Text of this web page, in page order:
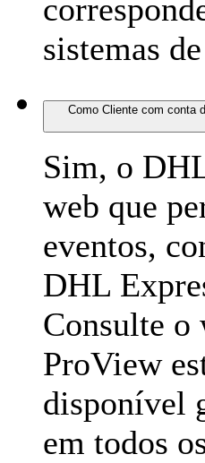
sistemas
Como Cliente com conta
Sim, o
web que
eventos,
DHL
Consulte o
ProView
disponível
em todos